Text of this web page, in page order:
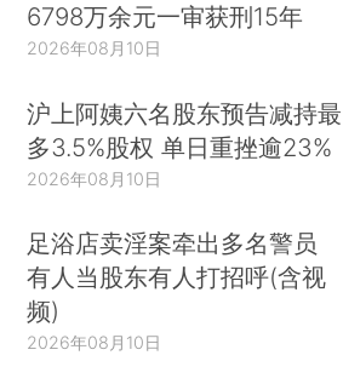
6798万余元一审获刑15年
2026年08月10日
沪上阿姨六名股东预告减持最
多3.5%股权 单日重挫逾23%
2026年08月10日
足浴店卖淫案牵出多名警员
有人当股东有人打招呼(含视
频)
2026年08月10日